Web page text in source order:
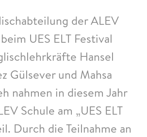
der ALEV
UES ELT Festival
Hansel
Gülsever und Mahsa
nahmen in diesem Jahr
Schule am „UES ELT
Durch die Teilnahme an